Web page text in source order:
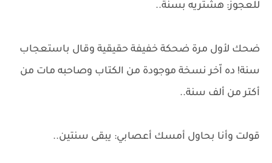
للعجوز: هشتريه بسنة..
ضحك لأول مرة ضحكة خفيفة حقيقية وقال باستعجاب
سنة! ده اّخر نسخة موجودة من الكتاب وصاحبه مات من
أكتر من ألف سنة..
قولت وأنا بحاول أمسك أعصابي: يبقى سنتين..